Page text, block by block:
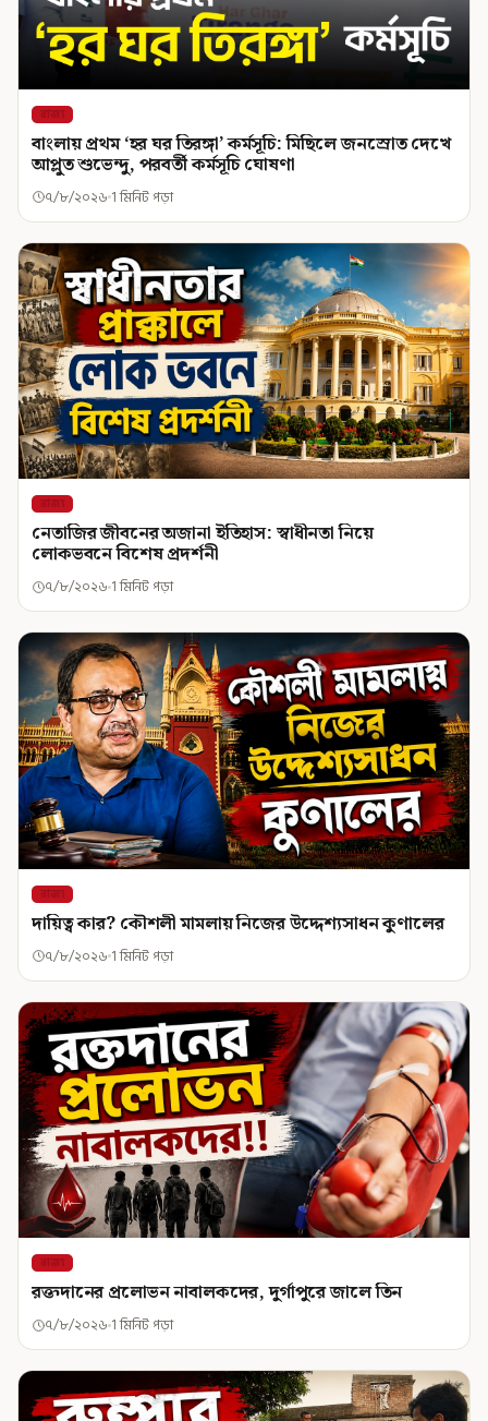
রাজ্য
বাংলায় প্রথম ‘হর ঘর তিরঙ্গা’ কর্মসূচি: মিছিলে জনস্রোত দেখে
আপ্লুত শুভেন্দু, পরবর্তী কর্মসূচি ঘোষণা
৭/৮/২০২৬ 1 মিনিট পড়া
রাজ্য
নেতাজির জীবনের অজানা ইতিহাস: স্বাধীনতা নিয়ে
লোকভবনে বিশেষ প্রদর্শনী
৭/৮/২০২৬ 1 মিনিট পড়া
রাজ্য
দায়িত্ব কার? কৌশলী মামলায় নিজের উদ্দেশ্যসাধন কুণালের
৭/৮/২০২৬ 1 মিনিট পড়া
রাজ্য
রক্তদানের প্রলোভন নাবালকদের, দুর্গাপুরে জালে তিন
৭/৮/২০২৬ 1 মিনিট পড়া